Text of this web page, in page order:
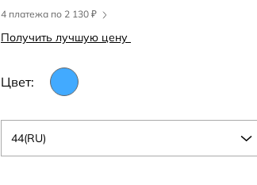
4 платежа по 2 130 ₽
Получить лучшую цену
Цвет:
44(RU)